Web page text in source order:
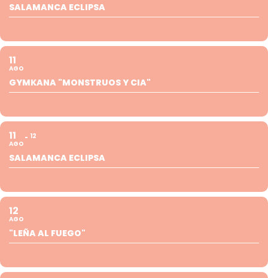
SALAMANCA ECLIPSA
11
AGO
GYMKANA "MONSTRUOS Y CIA"
11
AGO
12
SALAMANCA ECLIPSA
12
AGO
"LEÑA AL FUEGO"